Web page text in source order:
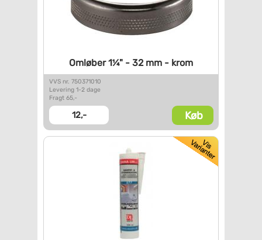
Omløber 1¼" - 32 mm - krom
VVS nr. 750371010
Levering 1-2 dage
Fragt 65,-
12,- Køb